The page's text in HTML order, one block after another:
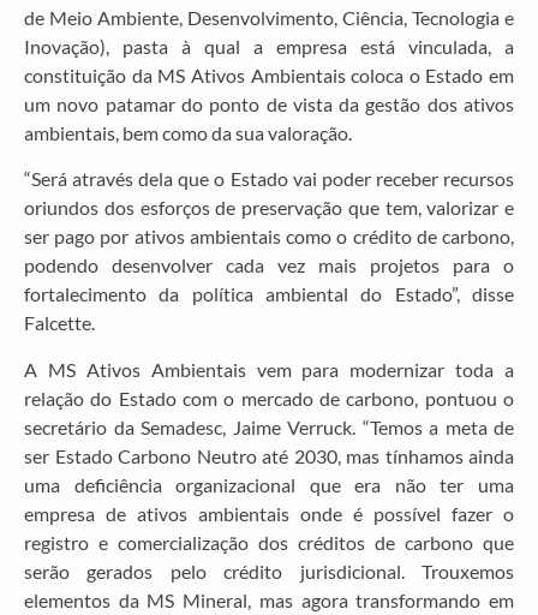
de Meio Ambiente, Desenvolvimento, Ciência, Tecnologia e
Inovação), pasta à qual a empresa está vinculada, a
constituição da MS Ativos Ambientais coloca o Estado em
um novo patamar do ponto de vista da gestão dos ativos
ambientais, bem como da sua valoração.
“Será através dela que o Estado vai poder receber recursos
oriundos dos esforços de preservação que tem, valorizar e
ser pago por ativos ambientais como o crédito de carbono,
podendo desenvolver cada vez mais projetos para o
fortalecimento da política ambiental do Estado”, disse
Falcette.
A MS Ativos Ambientais vem para modernizar toda a
relação do Estado com o mercado de carbono, pontuou o
secretário da Semadesc, Jaime Verruck. “Temos a meta de
ser Estado Carbono Neutro até 2030, mas tínhamos ainda
uma deficiência organizacional que era não ter uma
empresa de ativos ambientais onde é possível fazer o
registro e comercialização dos créditos de carbono que
serão gerados pelo crédito jurisdicional. Trouxemos
elementos da MS Mineral, mas agora transformando em